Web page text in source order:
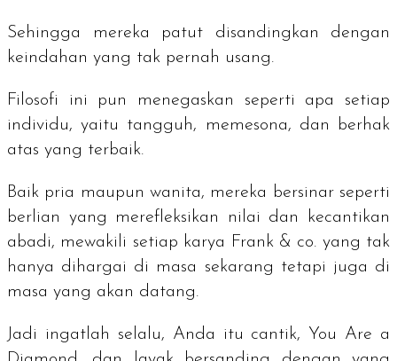
Sehingga mereka patut disandingkan dengan
keindahan yang tak pernah usang.
Filosofi ini pun menegaskan seperti apa setiap
individu, yaitu tangguh, memesona, dan berhak
atas yang terbaik.
Baik pria maupun wanita, mereka bersinar seperti
berlian yang merefleksikan nilai dan kecantikan
abadi, mewakili setiap karya Frank & co. yang tak
hanya dihargai di masa sekarang tetapi juga di
masa yang akan datang.
Jadi ingatlah selalu, Anda itu cantik, You Are a